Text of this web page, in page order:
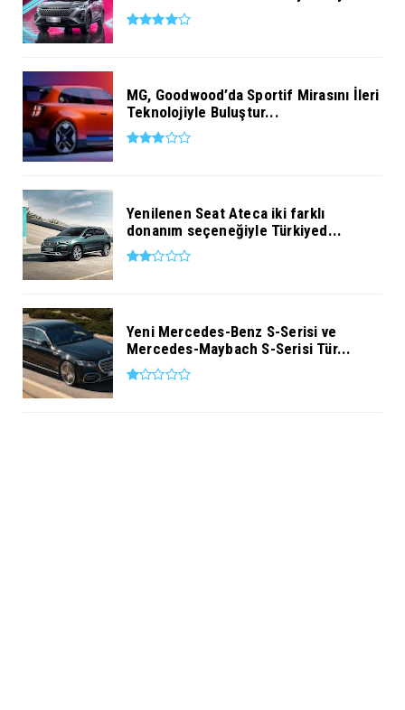
MG, Goodwood’da Sportif Mirasını İleri
Teknolojiyle Buluştur...
Yenilenen Seat Ateca iki farklı
donanım seçeneğiyle Türkiyed...
Yeni Mercedes-Benz S-Serisi ve
Mercedes-Maybach S-Serisi Tür...